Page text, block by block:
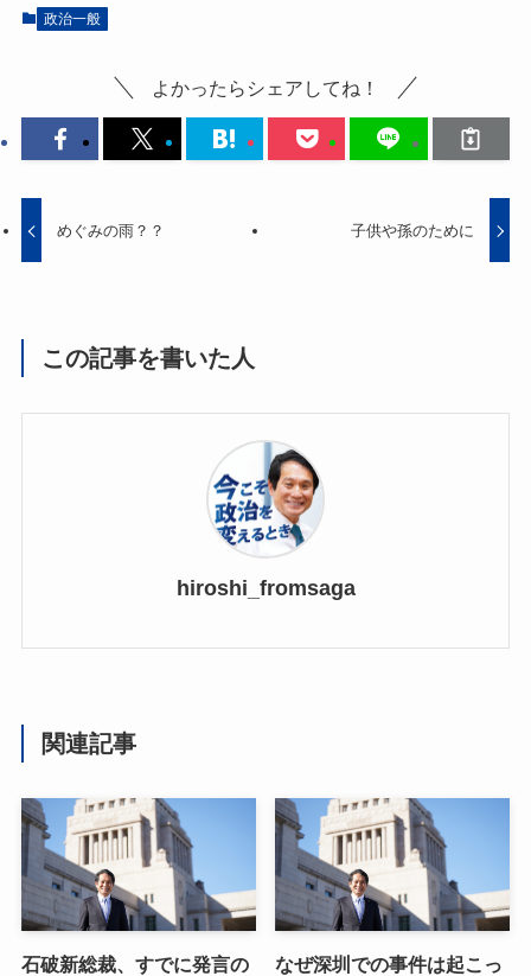
政治一般
よかったらシェアしてね！
めぐみの雨？？ 子供や孫のために
この記事を書いた人
hiroshi_fromsaga
関連記事
石破新総裁、すでに発言の
なぜ深圳での事件は起こっ